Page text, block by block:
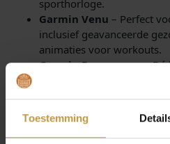
Toestemming
sporthorloge.
Garmin Venu – Perfect
inclusief geavanceerde
animaties voor workouts.
Garmin Forerunner– Dé
hersteladvies.
GARMIN